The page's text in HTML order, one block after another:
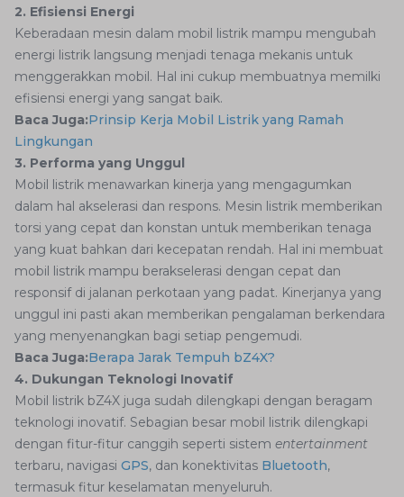
2. Efisiensi Energi
Keberadaan mesin dalam mobil listrik mampu mengubah
energi listrik langsung menjadi tenaga mekanis untuk
menggerakkan mobil. Hal ini cukup membuatnya memilki
efisiensi energi yang sangat baik.
Baca Juga:Prinsip Kerja Mobil Listrik yang Ramah
Lingkungan
3. Performa yang Unggul
Mobil listrik menawarkan kinerja yang mengagumkan
dalam hal akselerasi dan respons. Mesin listrik memberikan
torsi yang cepat dan konstan untuk memberikan tenaga
yang kuat bahkan dari kecepatan rendah. Hal ini membuat
mobil listrik mampu berakselerasi dengan cepat dan
responsif di jalanan perkotaan yang padat. Kinerjanya yang
unggul ini pasti akan memberikan pengalaman berkendara
yang menyenangkan bagi setiap pengemudi.
Baca Juga:Berapa Jarak Tempuh bZ4X?
4. Dukungan Teknologi Inovatif
Mobil listrik bZ4X juga sudah dilengkapi dengan beragam
teknologi inovatif. Sebagian besar mobil listrik dilengkapi
dengan fitur-fitur canggih seperti sistem entertainment
terbaru, navigasi GPS, dan konektivitas Bluetooth,
termasuk fitur keselamatan menyeluruh.